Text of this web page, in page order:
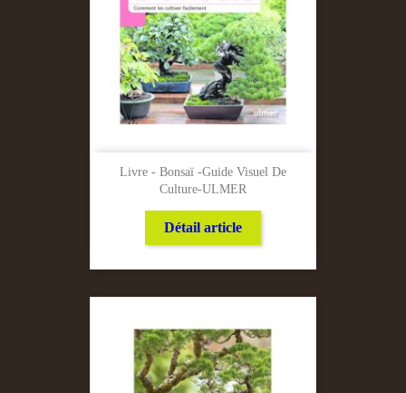
Livre - Bonsaï -Guide Visuel De
Culture-ULMER
Détail article